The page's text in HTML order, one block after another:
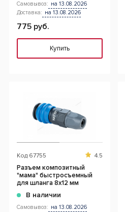
Самовывоз: на 13.08.2026
Доставка: на 13.08.2026
775 руб.
Купить
Код 67755 4.5
Разъем композитный
"мама" быстросъемный
для шланга 8х12 мм
В наличии
Самовывоз: на 13.08.2026